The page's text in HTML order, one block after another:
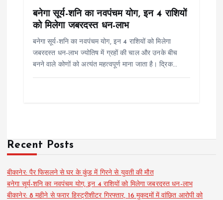
बनेगा सूर्य-शनि का नवपंचम योग, इन 4 राशियों
को मिलेगा जबरदस्त धन-लाभ
बनेगा सूर्य-शनि का नवपंचम योग, इन 4 राशियों को मिलेगा
जबरदस्त धन-लाभ ज्योतिष में ग्रहों की चाल और उनके बीच
बनने वाले कोणों को अत्यंत महत्वपूर्ण माना जाता है। द्रिक…
Recent Posts
बीकानेर: पैर फिसलने से घर के कुंड में गिरने से युवती की मौत
बनेगा सूर्य-शनि का नवपंचम योग, इन 4 राशियों को मिलेगा जबरदस्त धन-लाभ
बीकानेर: 8 महीने से फरार हिस्ट्रीशीटर गिरफ्तार, 16 मुकदमों में वांछित आरोपी को